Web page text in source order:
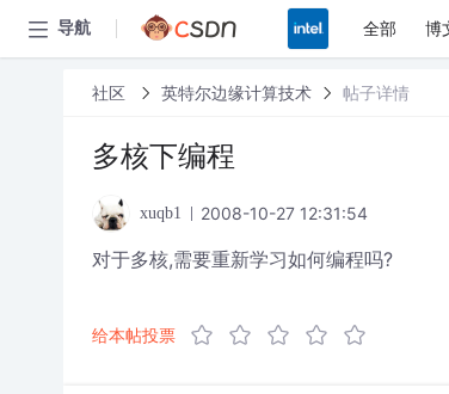
导航 全部 博
社区 英特尔边缘计算技术 帖子详情
多核下编程
xuqb1 2008-10-27 12:31:54
对于多核,需要重新学习如何编程吗?
给本帖投票